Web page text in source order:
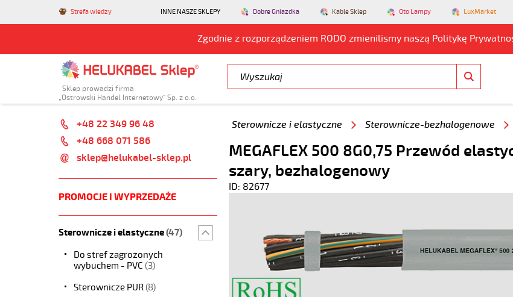
Strefa wiedzy INNE NASZE SKLEPY Dobre Gniazdka Kable Sklep Oto Lampy LuxMarket
Zgodnie z rozporządzeniem RODO zmienilismy naszą Politykę
Sklep prowadzi firma
„Ostrowski Handel Internetowy” Sp. z o.o.
+48 22 349 96 48
+48 668 071 586
sklep@helukabel-sklep.pl
PROMOCJE I WYPRZEDAŻE
Sterownicze i elastyczne(47)
Do stref zagrożonych
wybuchem - PVC (3)
Sterownicze PUR(8)
Sterownicze i elastyczne Sterownicze-bezhalogenowe
MEGAFLEX 500 8G0,75 Przewód
szary, bezhalogenowy
ID: 82677